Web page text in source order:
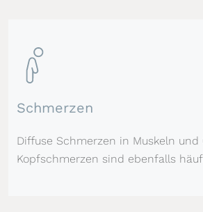
Schmerzen
Diffuse Schmerzen in Muskeln und
Kopfschmerzen sind ebenfalls